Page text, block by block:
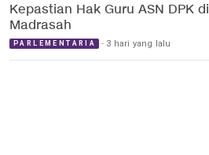
Kepastian Hak Guru ASN DPK di
Madrasah
PARLEMENTARIA 3 hari yang lalu